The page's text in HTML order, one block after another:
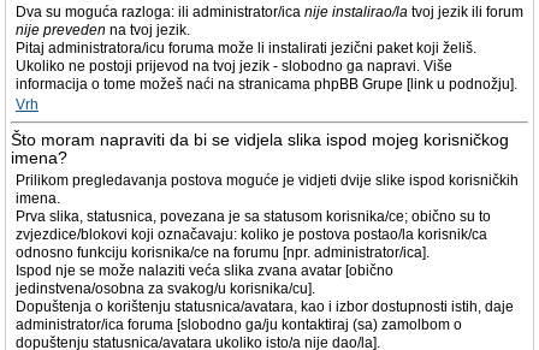
Dva su moguća razloga: ili administrator/ica nije instalirao/la tvoj jezik ili forum
nije preveden na tvoj jezik.
Pitaj administratora/icu foruma može li instalirati jezični paket koji želiš.
Ukoliko ne postoji prijevod na tvoj jezik - slobodno ga napravi. Više
informacija o tome možeš naći na stranicama phpBB Grupe [link u podnožju].
Vrh
Što moram napraviti da bi se vidjela slika ispod mojeg korisničkog
imena?
Prilikom pregledavanja postova moguće je vidjeti dvije slike ispod korisničkih
imena.
Prva slika, statusnica, povezana je sa statusom korisnika/ce; obično su to
zvjezdice/blokovi koji označavaju: koliko je postova postao/la korisnik/ca
odnosno funkciju korisnika/ce na forumu [npr. administrator/ica].
Ispod nje se može nalaziti veća slika zvana avatar [obično
jedinstvena/osobna za svakog/u korisnika/cu].
Dopuštenja o korištenju statusnica/avatara, kao i izbor dostupnosti istih, daje
administrator/ica foruma [slobodno ga/ju kontaktiraj (sa) zamolbom o
dopuštenju statusnica/avatara ukoliko isto/a nije dao/la].